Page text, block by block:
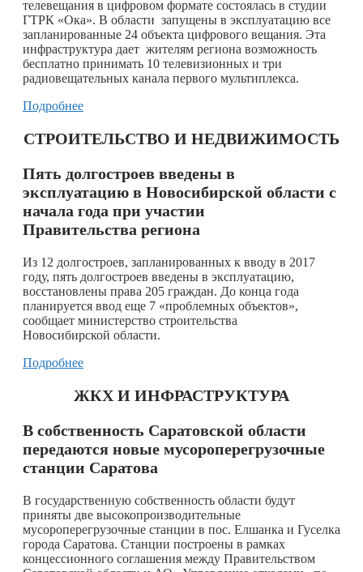
телевещания в цифровом формате состоялась в студии
ГТРК «Ока». В области запущены в эксплуатацию все
запланированные 24 объекта цифрового вещания. Эта
инфраструктура дает жителям региона возможность
бесплатно принимать 10 телевизионных и три
радиовещательных канала первого мультиплекса.
Подробнее
СТРОИТЕЛЬСТВО И НЕДВИЖИМОСТЬ
Пять долгостроев введены в
эксплуатацию в Новосибирской области с
начала года при участии
Правительства региона
Из 12 долгостроев, запланированных к вводу в 2017
году, пять долгостроев введены в эксплуатацию,
восстановлены права 205 граждан. До конца года
планируется ввод еще 7 «проблемных объектов»,
сообщает министерство строительства
Новосибирской области.
Подробнее
ЖКХ И ИНФРАСТРУКТУРА
В собственность Саратовской области
передаются новые мусороперегрузочные
станции Саратова
В государственную собственность области будут
приняты две высокопроизводительные
мусороперегрузочные станции в пос. Елшанка и Гуселка
города Саратова. Станции построены в рамках
концессионного соглашения между Правительством